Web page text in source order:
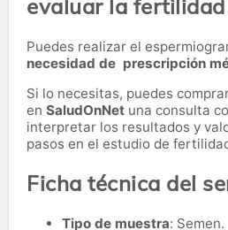
evaluar la
Puedes realizar el
necesidad de prescripción
Si lo necesitas, puedes
en SaludOnNet una consulta
interpretar los resultados y
pasos en el estudio de
Ficha técnica del
Tipo de muestra: Semen.